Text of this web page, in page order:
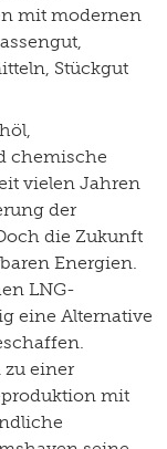
mit modernen
Stückgut
chemische
vielen Jahren
der
die Zukunft
Energien.
LNG-
eine Alternative
einer
mit